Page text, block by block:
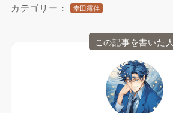
カテゴリー： 幸田露伴
この記事を書いた人